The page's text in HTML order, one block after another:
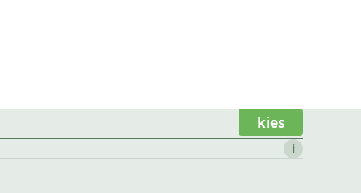
kies
i